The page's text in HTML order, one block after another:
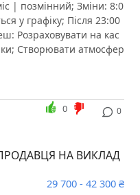
| позмінний; ️Зміни: 8:0
у графіку; ️Після 23:00
️Розраховувати на кас
️Створювати атмосфер
0
0
НА ВИКЛАД
29 700 - 42 300 ₴